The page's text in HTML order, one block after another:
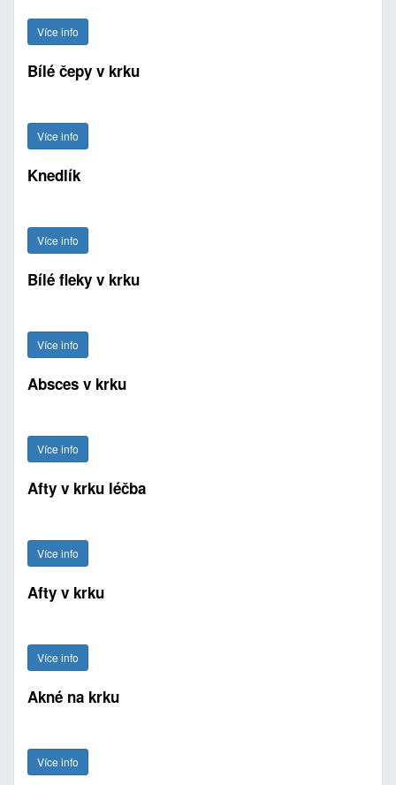
Více info
Bílé čepy v krku
Více info
Knedlík
Více info
Bílé fleky v krku
Více info
Absces v krku
Více info
Afty v krku léčba
Více info
Afty v krku
Více info
Akné na krku
Více info